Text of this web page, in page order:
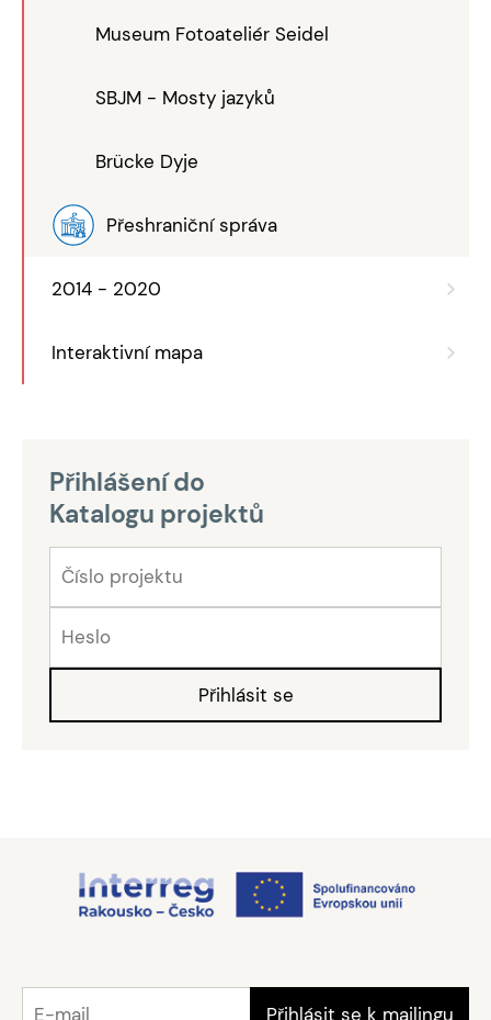
Museum Fotoateliér Seidel
SBJM - Mosty jazyků
Brücke Dyje
Přeshraniční správa
2014 - 2020
Interaktivní mapa
Přihlášení do
Katalogu projektů